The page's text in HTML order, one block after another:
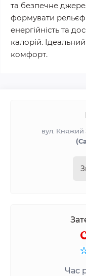
та безпечне
формувати
енергійність та
калорій. Ідеальний
комфорт.
вул. Княжий
Час